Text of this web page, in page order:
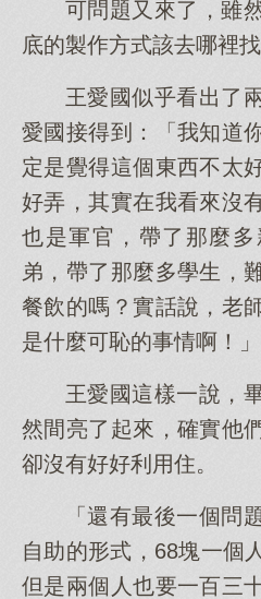
可問題又來了，雖
底的製作方式該去哪裡
王愛國似乎看出了
愛國接得到：「我知道
定是覺得這個東西不太
好弄，其實在我看來沒
也是軍官，帶了那麼
弟，帶了那麼多學生，
餐飲的嗎？實話說，老
是什麼可恥的事情啊！」
王愛國這樣一說，
然間亮了起來，確實他
卻沒有好好利用住。
「還有最後一個問
自助的形式，68塊一個
但是兩個人也要一百三